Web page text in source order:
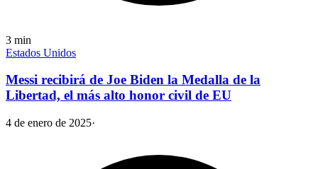
3 min
Estados Unidos
Messi recibirá de Joe Biden la Medalla de la
Libertad, el más alto honor civil de EU
4 de enero de 2025·